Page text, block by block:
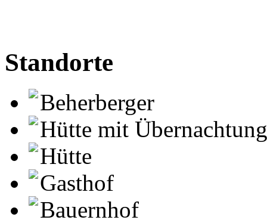
Standorte
Beherberger
Hütte mit Übernachtung
Hütte
Gasthof
Bauernhof